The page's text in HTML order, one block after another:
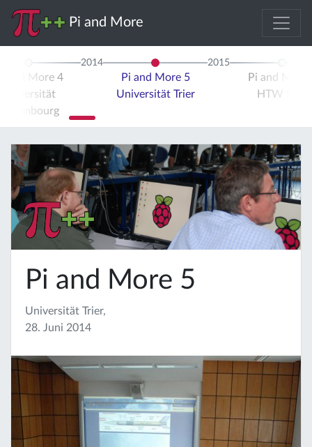
Pi and More
and More 4
Universität
2014
Pi and More 5
Universität Trier
2015
Pi and More
HTW Saar
Pi and More 5
Universität Trier,
28. Juni 2014